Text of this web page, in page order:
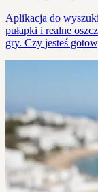
Aplikacja do
pułapki i realne
gry. Czy jesteś